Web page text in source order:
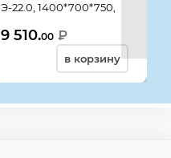
Э-22.0, 1400*700*750,
9 510.00 ₽
в корзину